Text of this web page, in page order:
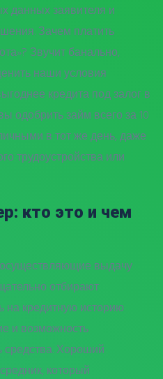
данных заявителя и
Зачем платить
Звучит банально,
наши условия
кредита под залог в
одобрить займ всего за 10
в тот же день, даже
трудоустройства или
кто это и чем
выдачу
отбирают
на кредитную историю
и возможность
Хороший
который